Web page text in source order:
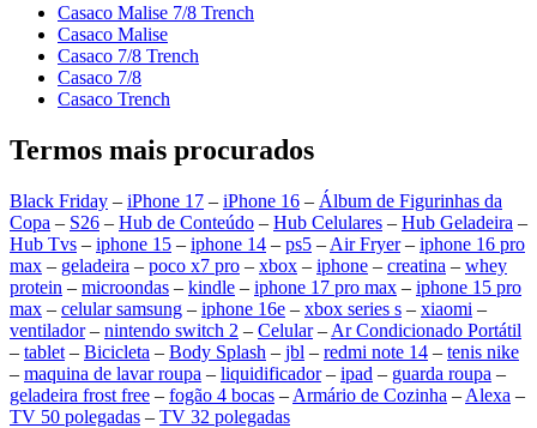
Casaco Malise 7/8 Trench
Casaco Malise
Casaco 7/8 Trench
Casaco 7/8
Casaco Trench
Termos mais procurados
Black Friday – iPhone 17 – iPhone 16 – Álbum de Figurinhas da
Copa – S26 – Hub de Conteúdo – Hub Celulares – Hub Geladeira –
Hub Tvs – iphone 15 – iphone 14 – ps5 – Air Fryer– iphone 16 pro
max – geladeira – poco x7 pro – xbox – iphone – creatina – whey
protein – microondas – kindle – iphone 17 pro max – iphone 15 pro
max – celular samsung – iphone 16e – xbox series s – xiaomi –
ventilador– nintendo switch 2 – Celular– Ar Condicionado Portátil
– tablet – Bicicleta – Body Splash – jbl – redmi note 14 – tenis nike
– maquina de lavar roupa – liquidificador– ipad – guarda roupa –
geladeira frost free – fogão 4 bocas – Armário de Cozinha – Alexa –
TV 50 polegadas – TV 32 polegadas